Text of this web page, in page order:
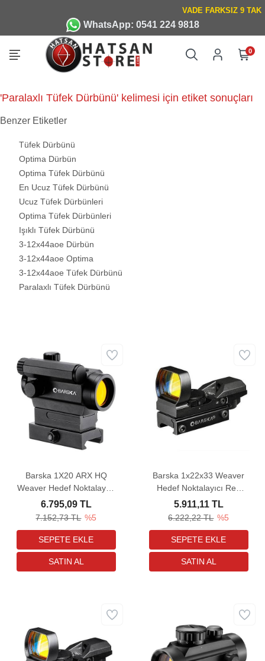
WhatsApp: 0541 224 9818
0
'Paralaxlı Tüfek Dürbünü' kelimesi için etiket sonuçları
Benzer Etiketler
Tüfek Dürbünü
Optima Dürbün
Optima Tüfek Dürbünü
En Ucuz Tüfek Dürbünü
Ucuz Tüfek Dürbünleri
Optima Tüfek Dürbünleri
Işıklı Tüfek Dürbünü
3-12x44aoe Dürbün
3-12x44aoe Optima
3-12x44aoe Tüfek Dürbünü
Paralaxlı Tüfek Dürbünü
Barska 1X20 ARX HQ
Weaver Hedef Noktalayıcı
Red Dot Sight
7.152,73 TL %5
6.795,09 TL
Barska 1x22x33 Weaver
Hedef Noktalayıcı Red
Dot Sight
6.222,22 TL %5
5.911,11 TL